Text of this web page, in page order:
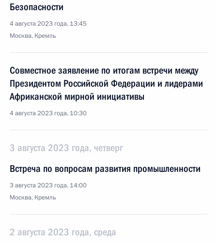
Безопасности
4 августа 2023 года, 13:45
Москва, Кремль
Совместное заявление по итогам встречи между
Президентом Российской Федерации и лидерами
Африканской мирной инициативы
4 августа 2023 года, 10:30
3 августа 2023 года, четверг
Встреча по вопросам развития промышленности
3 августа 2023 года, 14:00
Москва, Кремль
2 августа 2023 года, среда